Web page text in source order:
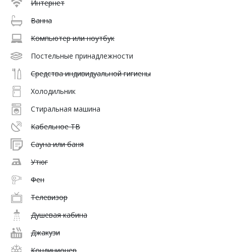
Интернет
Ванна
Компьютер или ноутбук
Постельные принадлежности
Средства индивидуальной гигиены
Холодильник
Стиральная машина
Кабельное ТВ
Сауна или баня
Утюг
Фен
Телевизор
Душевая кабина
Джакузи